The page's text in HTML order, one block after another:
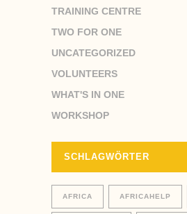
TRAINING CENTRE
TWO FOR ONE
UNCATEGORIZED
VOLUNTEERS
WHAT'S IN ONE
WORKSHOP
SCHLAGWÖRTER
AFRICA AFRICAHELP